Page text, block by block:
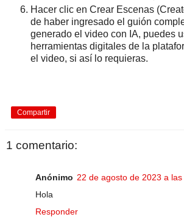
Hacer clic en Crear Escenas
de haber ingresado el guión
generado el video con IA, puedes
herramientas digitales de la
el video, si así lo requieras.
Compartir
1 comentario:
Anónimo 22 de agosto de 2023 a
Hola
Responder